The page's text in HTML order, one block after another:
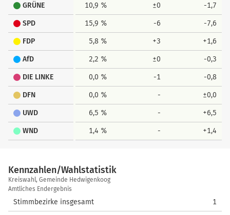
GRÜNE 10,9 % ±0 -1,7
SPD 15,9 % -6 -7,6
FDP 5,8 % +3 +1,6
AfD 2,2 % ±0 -0,3
DIE LINKE 0,0 % -1 -0,8
DFN 0,0 % - ±0,0
UWD 6,5 % - +6,5
WND 1,4 % - +1,4
Kennzahlen/Wahlstatistik
Kennzahlen/Wahlstatistik
Kreiswahl, Gemeinde Hedwigenkoog
Amtliches Endergebnis
Stimmbezirke insgesamt 1